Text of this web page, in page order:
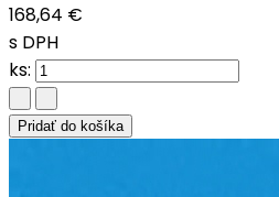
168,64 €
s DPH
ks:
Pridať do košíka